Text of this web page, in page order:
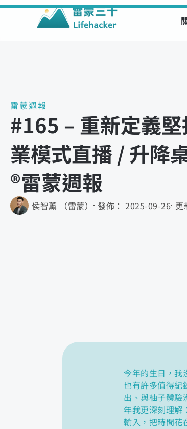
雷蒙週報
#165 – 重新定義
業模式直播 / 升降
®️雷蒙週報
侯智薰 （雷蒙） 發佈： 2025-09-26 更
今年的生日，我
也有許多值得紀
出、與柚子體驗
年我更深刻理解
輸入，把時間花